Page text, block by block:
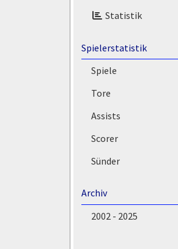
Statistik
Spielerstatistik
Spiele
Tore
Assists
Scorer
Sünder
Archiv
2002 - 2025